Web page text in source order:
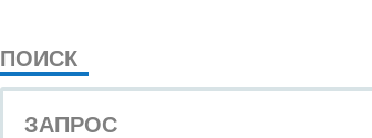
ПОИСК
ЗАПРОС